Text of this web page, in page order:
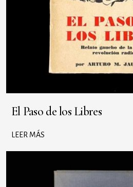
El Paso de los Libres
LEER MÁS